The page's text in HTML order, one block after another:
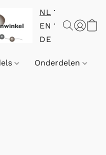
NL
EN
DE
Onderdelen